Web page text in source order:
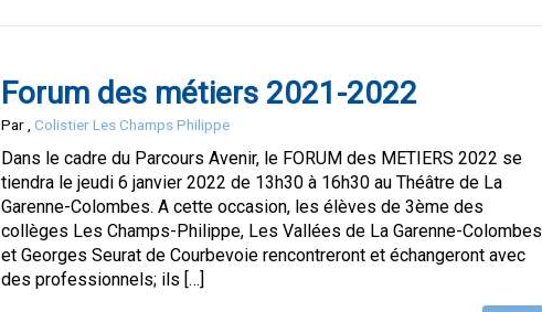
Forum des métiers 2021-2022
Par Colistier Les Champs Philippe
Dans le cadre du Parcours Avenir, le FORUM des METIERS 2022 se
tiendra le jeudi 6 janvier 2022 de 13h30 à 16h30 au Théâtre de La
Garenne-Colombes. A cette occasion, les élèves de 3ème des
collèges Les Champs-Philippe, Les Vallées de La Garenne-Colombes
et Georges Seurat de Courbevoie rencontreront et échangeront avec
des professionnels; ils […]